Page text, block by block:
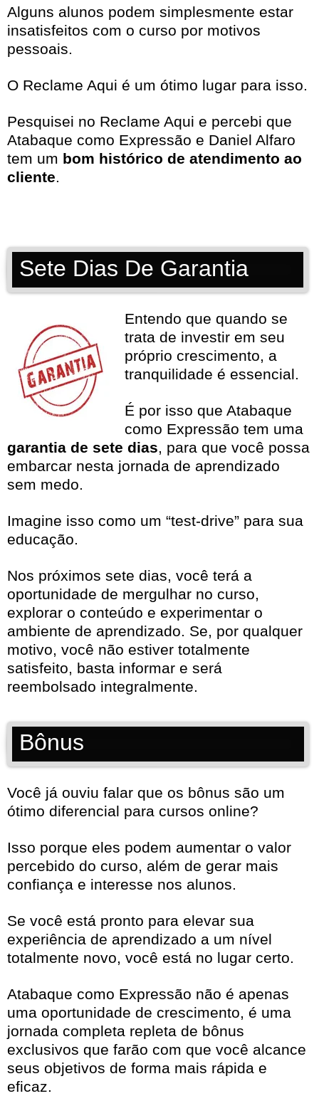
Alguns alunos podem simplesmente estar
insatisfeitos com o curso por motivos
pessoais.
O Reclame Aqui é um ótimo lugar para isso.
Pesquisei no Reclame Aqui e percebi que
Atabaque como Expressão e Daniel Alfaro
tem um bom histórico de atendimento ao
cliente.
Sete Dias De Garantia
Entendo que quando se
trata de investir em seu
próprio crescimento, a
tranquilidade é essencial.
É por isso que Atabaque
como Expressão tem uma
garantia de sete dias, para que você possa
embarcar nesta jornada de aprendizado
sem medo.
Imagine isso como um “test-drive” para sua
educação.
Nos próximos sete dias, você terá a
oportunidade de mergulhar no curso,
explorar o conteúdo e experimentar o
ambiente de aprendizado. Se, por qualquer
motivo, você não estiver totalmente
satisfeito, basta informar e será
reembolsado integralmente.
Bônus
Você já ouviu falar que os bônus são um
ótimo diferencial para cursos online?
Isso porque eles podem aumentar o valor
percebido do curso, além de gerar mais
confiança e interesse nos alunos.
Se você está pronto para elevar sua
experiência de aprendizado a um nível
totalmente novo, você está no lugar certo.
Atabaque como Expressão não é apenas
uma oportunidade de crescimento, é uma
jornada completa repleta de bônus
exclusivos que farão com que você alcance
seus objetivos de forma mais rápida e
eficaz.